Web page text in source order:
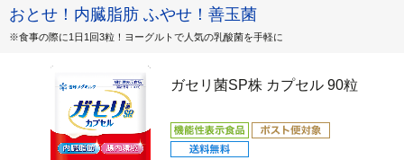
おとせ！内臓脂肪 ふやせ！善玉菌
※食事の際に1日1回3粒！ヨーグルトで人気の乳酸菌を手軽に
ガセリ菌SP株 カプセル 90粒